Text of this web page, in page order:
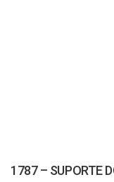
1787 – SUPORTE